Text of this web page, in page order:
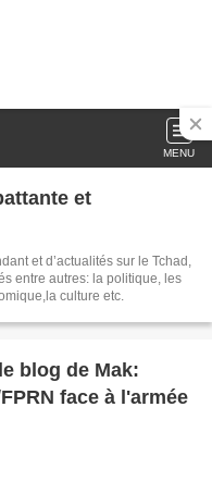
MENU
et
entre autres: la politique, les
le social, l’économique,la culture etc.
blog de Mak:
face à l'armée